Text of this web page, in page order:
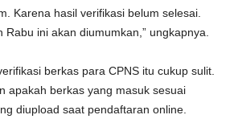
Karena hasil verifikasi belum selesai.
Rabu ini akan diumumkan,” ungkapnya.
berkas para CPNS itu cukup sulit.
apakah berkas yang masuk sesuai
diupload saat pendaftaran online.